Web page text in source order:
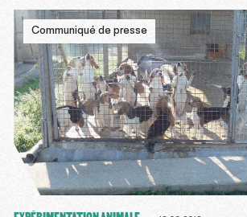
Communiqué de presse